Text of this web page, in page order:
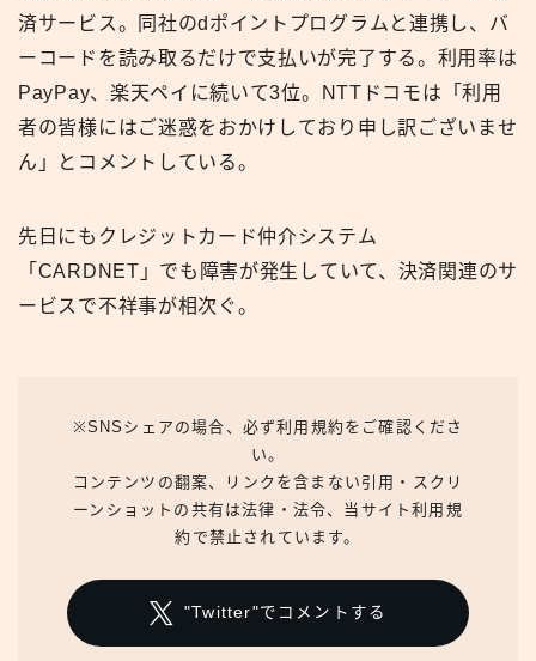
済サービス。同社のdポイントプログラムと連携し、バ
ーコードを読み取るだけで支払いが完了する。利用率は
PayPay、楽天ペイに続いて3位。NTTドコモは「利用
者の皆様にはご迷惑をおかけしており申し訳ございませ
ん」とコメントしている。
先日にもクレジットカード仲介システム
「CARDNET」でも障害が発生していて、決済関連のサ
ービスで不祥事が相次ぐ。
※SNSシェアの場合、必ず利用規約をご確認くださ
い。
コンテンツの翻案、リンクを含まない引用・スクリ
ーンショットの共有は法律・法令、当サイト利用規
約で禁止されています。
"Twitter"でコメントする